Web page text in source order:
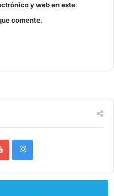
y web en este
comente.